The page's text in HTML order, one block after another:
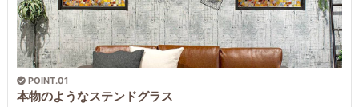
POINT.01
本物のようなステンドグラス